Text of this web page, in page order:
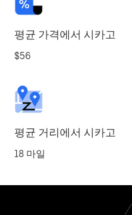
평균 가격에서 시카고
$56
평균 거리에서 시카고
18 마일